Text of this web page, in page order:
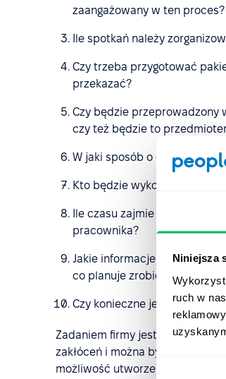
Niniejsza
ruch w
zaangażowany w ten proces?
Ile spotkań należy
Czy trzeba przygotować
przekazać?
Czy będzie przeprowadzony
czy też będzie to
W jaki sposób o decyzji
Kto będzie wykonywał
Ile czasu zajmie dokonanie
pracownika?
Jakie informacje należy
co planuje zrobić przed
Czy konieczne jest
Zadaniem firmy jest
zakłóceń i można było spokojnie
możliwość utworzenia listy